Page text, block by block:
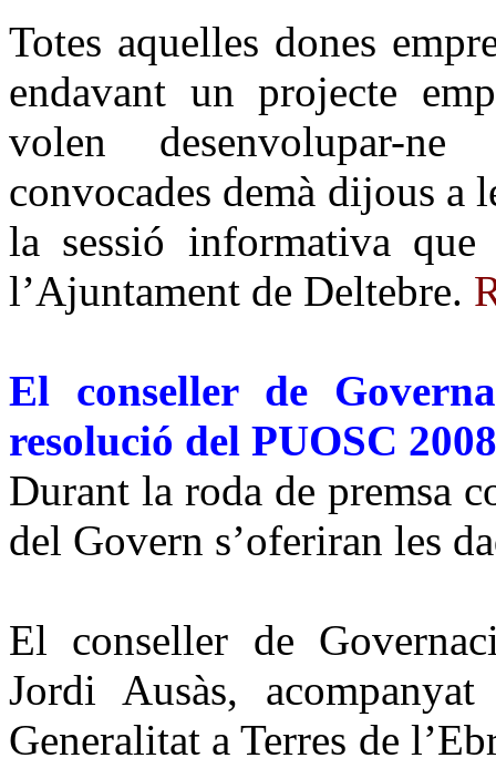
Totes aquelles dones
endavant un projecte
volen desenvolupar-
convocades demà dijous a
la sessió informativa
l’Ajuntament de Deltebre.
El conseller de
resolució del PUOSC
Durant la roda de premsa
del Govern s’oferiran les
El conseller de
Jordi Ausàs,
Generalitat a Terres de